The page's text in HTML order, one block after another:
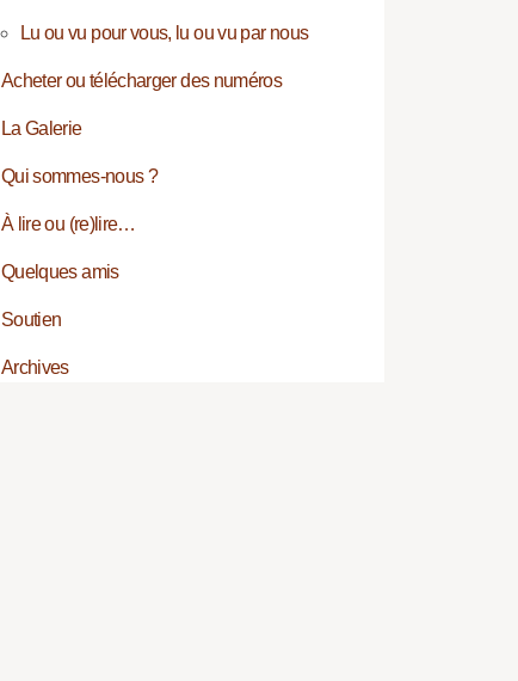
Lu ou vu pour vous, lu ou vu par nous
Acheter ou télécharger des numéros
La Galerie
Qui sommes-nous ?
À lire ou (re)lire…
Quelques amis
Soutien
Archives